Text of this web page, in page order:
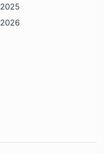
2025
2026